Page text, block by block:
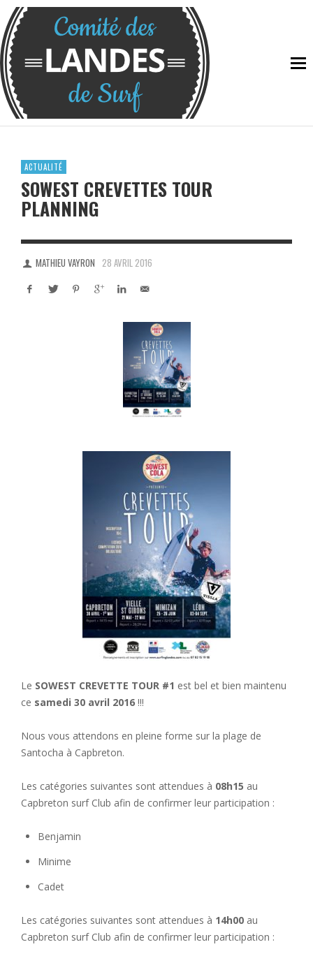
ACTUALITÉ
SOWEST CREVETTES TOUR
PLANNING
MATHIEU VAYRON 28 AVRIL 2016
Le SOWEST CREVETTE TOUR #1 est bel et bien maintenu
ce samedi 30 avril 2016 !!!
Nous vous attendons en pleine forme sur la plage de
Santocha à Capbreton.
Les catégories suivantes sont attendues à 08h15 au
Capbreton surf Club afin de confirmer leur participation :
Benjamin
Minime
Cadet
Les catégories suivantes sont attendues à 14h00 au
Capbreton surf Club afin de confirmer leur participation :